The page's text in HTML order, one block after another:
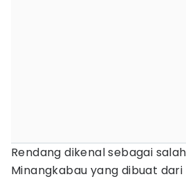
Rendang dikenal sebagai
Minangkabau yang dibuat